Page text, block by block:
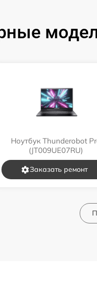
Ноутбук Thunderobot
(JT009UE07RU)
Заказать ремонт